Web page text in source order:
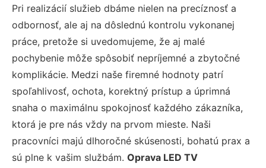
Pri realizácií služieb dbáme nielen na precíznosť a
odbornosť, ale aj na dôslednú kontrolu vykonanej
práce, pretože si uvedomujeme, že aj malé
pochybenie môže spôsobiť nepríjemné a zbytočné
komplikácie. Medzi naše firemné hodnoty patrí
spoľahlivosť, ochota, korektný prístup a úprimná
snaha o maximálnu spokojnosť každého zákazníka,
ktorá je pre nás vždy na prvom mieste. Naši
pracovníci majú dlhoročné skúsenosti, bohatú prax a
sú plne k vašim službám. Oprava LED TV